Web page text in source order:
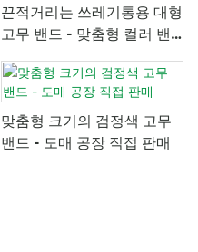
끈적거리는 쓰레기통용 대형
고무 밴드 - 맞춤형 컬러 밴
드
맞춤형 크기의 검정색 고무
밴드 - 도매 공장 직접 판매